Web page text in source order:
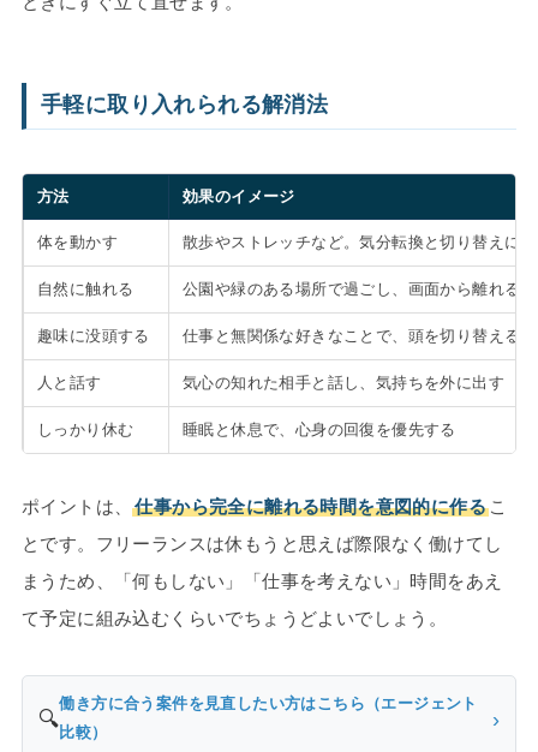
手軽に取り入れられる解消法
方法 効果のイメージ
体を動かす 散歩やストレッチなど。気分転換と切り替えに
自然に触れる 公園や緑のある場所で過ごし、画面から離れる
趣味に没頭する 仕事と無関係な好きなことで、頭を切り替える
人と話す 気心の知れた相手と話し、気持ちを外に出す
しっかり休む 睡眠と休息で、心身の回復を優先する
ポイントは、仕事から完全に離れる時間を意図的に作る こ
とです。フリーランスは休もうと思えば際限なく働けてし
まうため、「何もしない」「仕事を考えない」時間をあえ
て予定に組み込むくらいでちょうどよいでしょう。
🔍
働き方に合う案件を見直したい方はこちら（エージェント
比較）
›